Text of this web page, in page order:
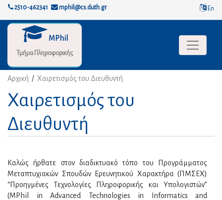
2510-462341 mphil@cs.duth.gr En
Toggle
MPhil
Τμήμα Πληροφορικής
Αρχική / Χαιρετισμός του Διευθυντή
Χαιρετισμός του
Διευθυντή
Καλώς ήρθατε στον διαδικτυακό τόπο του Προγράμματος
Μεταπτυχιακών Σπουδών Ερευνητικού Χαρακτήρα (ΠΜΣΕΧ)
“Προηγμένες Τεχνολογίες Πληροφορικής και Υπολογιστών”
(MPhil in Advanced Technologies in Informatics and